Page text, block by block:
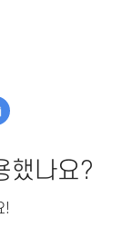
했나요?
!